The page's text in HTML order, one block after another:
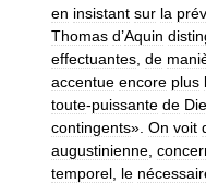
en insistant sur la
Thomas d’Aquin
effectuantes de
accentue encore plus
toute-puissante de
contingents». On voit
augustinienne
temporel le